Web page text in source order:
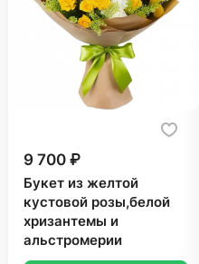
9 700 ₽
Букет из желтой
кустовой розы,белой
хризантемы и
альстромерии